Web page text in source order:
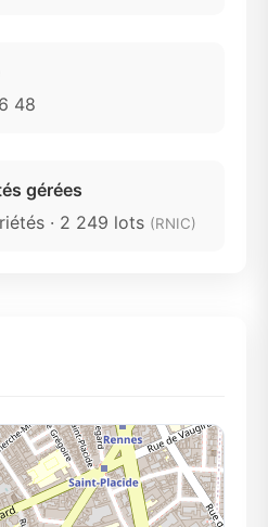
48
gérées
· 2 249 lots (RNIC)